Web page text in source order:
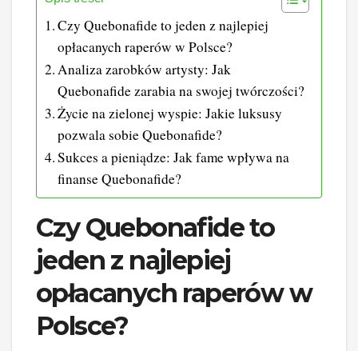
Czy Quebonafide to jeden z najlepiej
opłacanych raperów w Polsce?
Analiza zarobków artysty: Jak
Quebonafide zarabia na swojej twórczości?
Życie na zielonej wyspie: Jakie luksusy
pozwala sobie Quebonafide?
Sukces a pieniądze: Jak fame wpływa na
finanse Quebonafide?
Czy Quebonafide to
jeden z najlepiej
opłacanych raperów w
Polsce?